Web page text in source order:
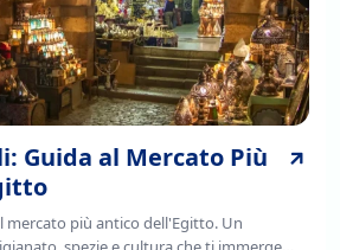
Guida al Mercato Più
mercato più antico dell'Egitto. Un